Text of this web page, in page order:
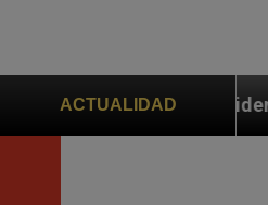
ACTUALIDAD
piden ayuda a Marco Rubio